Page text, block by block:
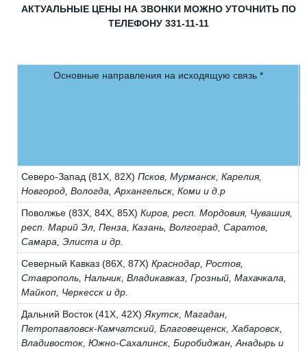
АКТУАЛЬНЫЕ ЦЕНЫ НА ЗВОНКИ МОЖНО УТОЧНИТЬ ПО
ТЕЛЕФОНУ 331-11-11
Основные направления на исходящую связь *
Северо-Запад (81Х, 82Х) Псков, Мурманск, Карелия,
Новгород, Вологда, Архангельск, Коми и д.р
Поволжье (83Х, 84Х, 85Х) Киров, респ. Мордовия, Чувашия,
респ. Марий Эл, Пенза, Казань, Волгоград, Саратов,
Самара, Элиста и др.
Северный Кавказ (86Х, 87Х) Краснодар, Ростов,
Ставрополь, Нальчик, Владикавказ, Грозный, Махачкала,
Майкоп, Черкесск и др.
Дальний Восток (41Х, 42Х)Якутск, Магадан,
Петропавловск-Камчатский, Благовещенск, Хабаровск,
Владивосток, Южно-Сахалинск, Биробиджан, Анадырь и